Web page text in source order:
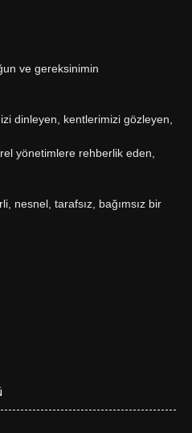
ve gereksinimin
dinleyen, kentlerimizi gözleyen,
yönetimlere rehberlik eden,
nesnel, tarafsız, bağımsız bir